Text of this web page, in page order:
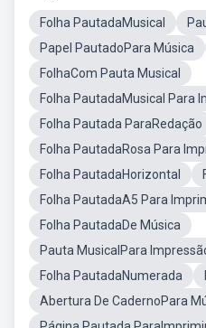
Folha PautadaMusical
Papel PautadoPara Música
FolhaCom Pauta Musical
Folha PautadaMusical Para
Folha Pautada ParaRedação
Folha PautadaRosa Para
Folha PautadaHorizontal
Folha PautadaA5 Para
Folha PautadaDe Música
Pauta MusicalPara
Folha PautadaNumerada
Abertura De CadernoPara